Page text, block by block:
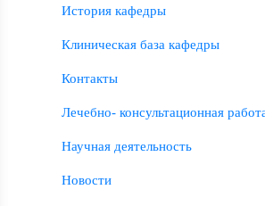
История кафедры
Клиническая база кафедры
Контакты
Лечебно- консультационная
Научная деятельность
Новости